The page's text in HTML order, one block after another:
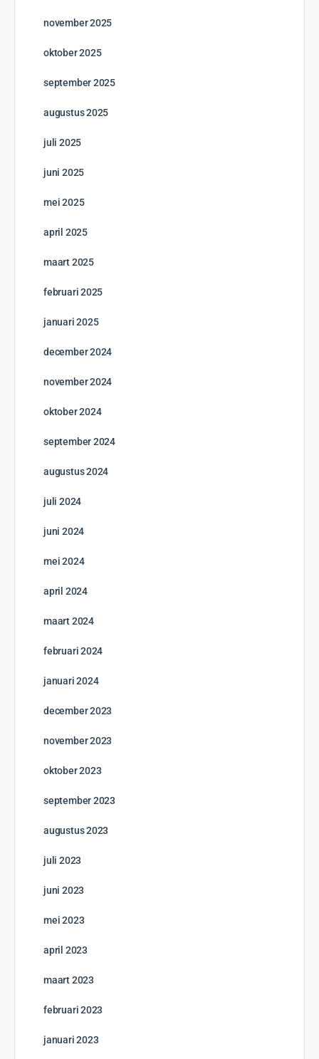
november 2025
oktober 2025
september 2025
augustus 2025
juli 2025
juni 2025
mei 2025
april 2025
maart 2025
februari 2025
januari 2025
december 2024
november 2024
oktober 2024
september 2024
augustus 2024
juli 2024
juni 2024
mei 2024
april 2024
maart 2024
februari 2024
januari 2024
december 2023
november 2023
oktober 2023
september 2023
augustus 2023
juli 2023
juni 2023
mei 2023
april 2023
maart 2023
februari 2023
januari 2023